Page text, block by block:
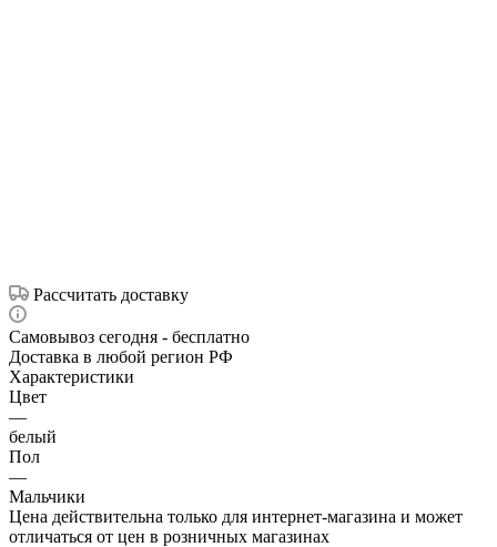
Рассчитать доставку
Самовывоз сегодня - бесплатно
Доставка в любой регион РФ
Характеристики
Цвет
—
белый
Пол
—
Мальчики
Цена действительна только для интернет-магазина и может
отличаться от цен в розничных магазинах